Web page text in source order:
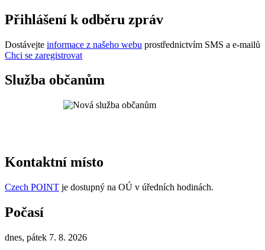
Přihlášení k odběru zpráv
Dostávejte informace z našeho webu prostřednictvím SMS a e-mailů
Chci se zaregistrovat
Služba občanům
Kontaktní místo
Czech POINT je dostupný na OÚ v úředních hodinách.
Počasí
dnes, pátek 7. 8. 2026